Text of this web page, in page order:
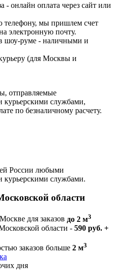
- онлайн оплата через сайт или
телефону, мы пришлем счет
электронную почту.
шоу-руме - наличными и
(для Москвы и
отправляемые
службами,
по безналичному расчету.
России любыми
службами.
области
для заказов до 2 м3
области - 590 руб. +
заказов больше 2 м3
дня